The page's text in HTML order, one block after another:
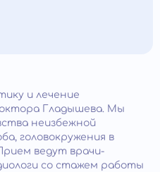
и лечение
Гладышева. Мы
неизбежной
головокружения в
ведут врачи-
со стажем работы